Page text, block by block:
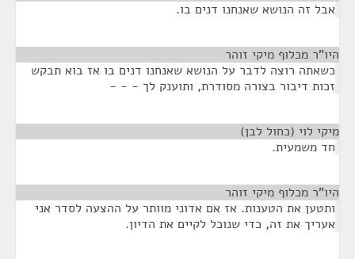
אבל זה הנושא שאנחנו דנים בו.
היו"ר מכלוף מיקי זוהר
כשאתה רוצה לדבר על הנושא שאנחנו דנים בו אז בוא תבקש
זכות דיבור בצורה מסודרת, ותוענק לך - - -
מיקי לוי (כחול לבן)
חד משמעית.
היו"ר מכלוף מיקי זוהר
ותטען את הטענות. אז אם אדוני מוותר על ההצעה לסדר אני
אעריך את זה, כדי שנוכל לקיים את הדיון.